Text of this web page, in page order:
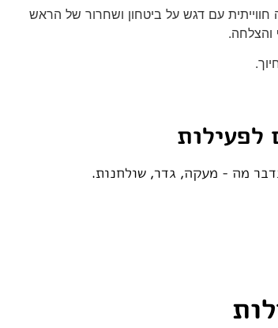
והצלחה.
לפעילות
מה - מעקה, גדר, שולחנות.